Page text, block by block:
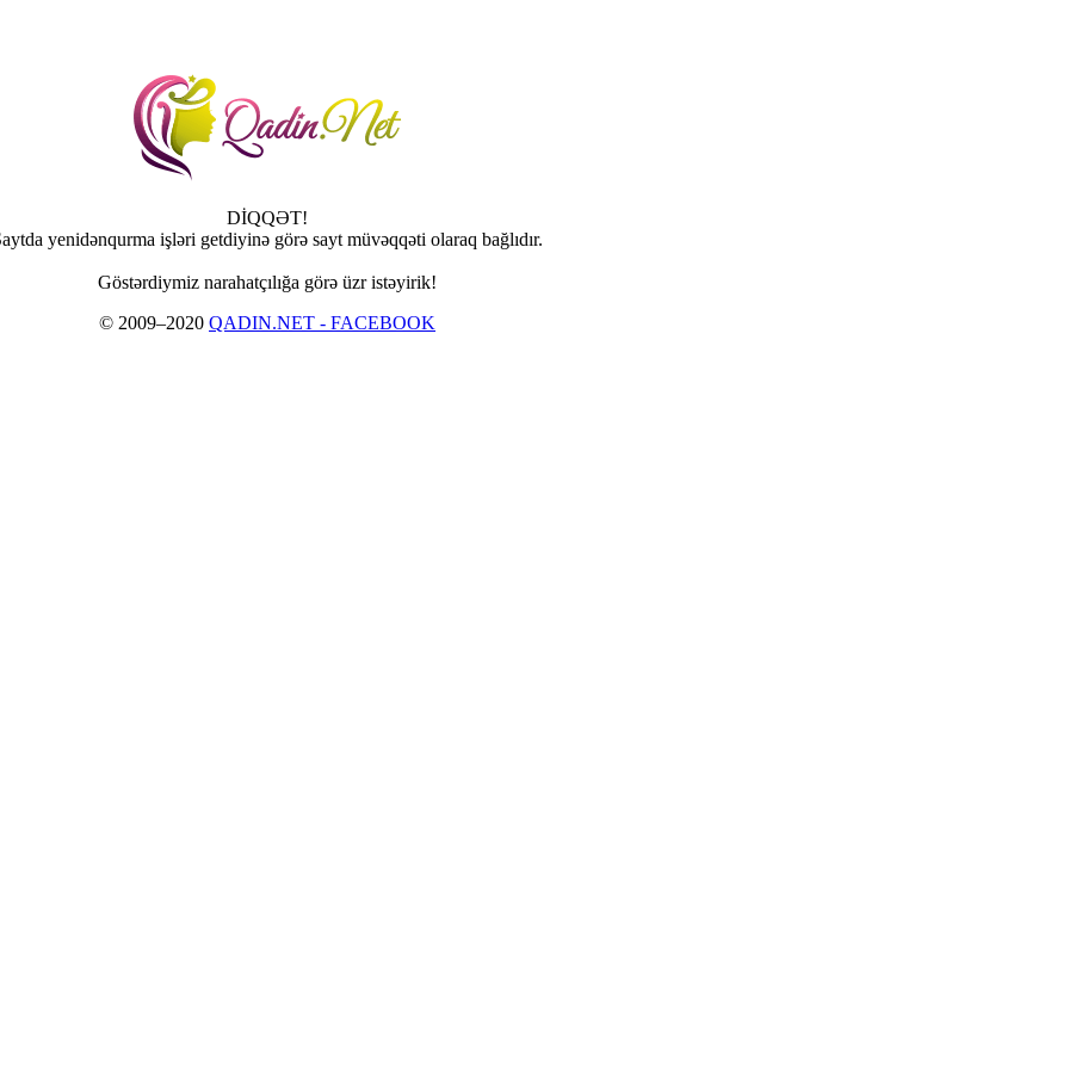
DİQQƏT!
yenidənqurma işləri getdiyinə görə sayt müvəqqəti olaraq bağlıdır.
Göstərdiymiz narahatçılığa görə üzr istəyirik!
© 2009–2020 QADIN.NET - FACEBOOK